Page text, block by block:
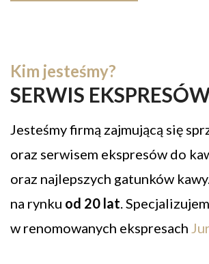
Kim jesteśmy?
SERWIS
Jesteśmy firmą zajmującą się
oraz serwisem ekspresów do
oraz najlepszych gatunków
na rynku od 20 lat.
w renomowanych ekspresach